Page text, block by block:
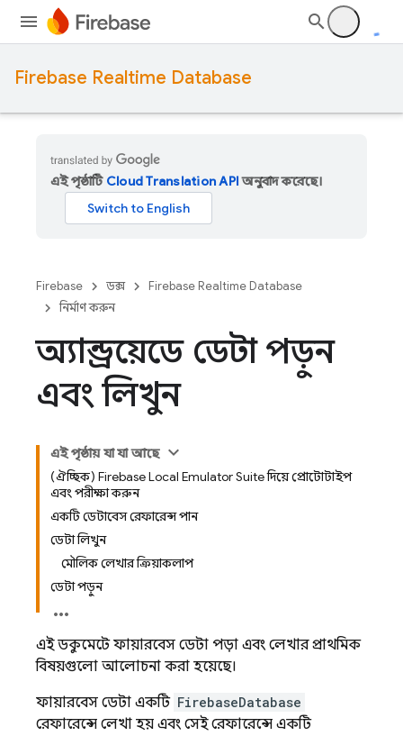
Firebase Realtime Database
এই পৃষ্ঠাটি Cloud Translation APIঅনুবাদ করেছে।
Firebase ডক্স
Firebase Realtime Database
নির্মাণ করুন
অ্যান্ড্রয়েডে ডেটা পড়ুন
এবং লিখুন
এই পৃষ্ঠায় যা যা আছে
(ঐচ্ছিক) Firebase Local Emulator Suite দিয়ে প্রোটোটাইপ
এবং পরীক্ষা করুন
একটি ডেটাবেস রেফারেন্স পান
ডেটা লিখুন
মৌলিক লেখার ক্রিয়াকলাপ
ডেটা পড়ুন
এই ডকুমেন্টে ফায়ারবেস ডেটা পড়া এবং লেখার প্রাথমিক
বিষয়গুলো আলোচনা করা হয়েছে।
ফায়ারবেস ডেটা একটি FirebaseDatabase
রেফারেন্সে লেখা হয় এবং সেই রেফারেন্সে একটি